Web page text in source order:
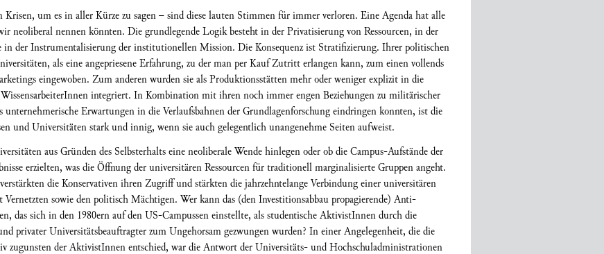
Krisen, um es in aller Kürze zu sagen – sind diese lauten Stimmen für immer verloren. Eine Agenda hat alle
neoliberal nennen könnten. Die grundlegende Logik besteht in der Privatisierung von Ressourcen, in der
der Instrumentalisierung der institutionellen Mission. Die Konsequenz ist Stratifizierung. Ihrer politischen
als eine angepriesene Erfahrung, zu der man per Kauf Zutritt erlangen kann, zum einen vollends
eingewoben. Zum anderen wurden sie als Produktionsstätten mehr oder weniger explizit in die
integriert. In Kombination mit ihren noch immer engen Beziehungen zu militärischer
unternehmerische Erwartungen in die Verlaufsbahnen der Grundlagenforschung eindringen konnten, ist die
und Universitäten stark und innig, wenn sie auch gelegentlich unangenehme Seiten aufweist.
aus Gründen des Selbsterhalts eine neoliberale Wende hinlegen oder ob die Campus-Aufstände der
erzielten, was die Öffnung der universitären Ressourcen für traditionell marginalisierte Gruppen angeht.
die Konservativen ihren Zugriff und stärkten die jahrzehntelange Verbindung einer universitären
sowie den politisch Mächtigen. Wer kann das (den Investitionsabbau propagierende) Anti-
das sich in den 1980ern auf den US-Campussen einstellte, als studentische AktivistInnen durch die
privater Universitätsbeauftragter zum Ungehorsam gezwungen wurden? In einer Angelegenheit, die die
zugunsten der AktivistInnen entschied, war die Antwort der Universitäts- und Hochschuladministrationen